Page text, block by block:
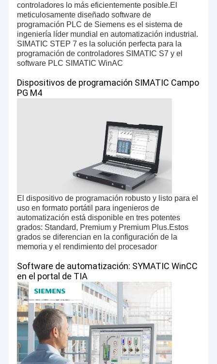
controladores lo más eficientemente posible.El
meticulosamente diseñado software de
programación PLC de Siemens es el sistema de
ingeniería líder mundial en automatización industrial.
SIMATIC STEP 7 es la solución perfecta para la
programación de controladores SIMATIC S7 y el
software PLC SIMATIC WinAC
Dispositivos de programación SIMATIC Campo
PG M4
El dispositivo de programación robusto y listo para el
uso en formato portátil para ingenieros de
automatización está disponible en tres potentes
grados: Standard, Premium y Premium Plus.Estos
grados se diferencian en la configuración de la
memoria y el rendimiento del procesador
Software de automatización: SYMATIC WinCC
en el portal de TIA